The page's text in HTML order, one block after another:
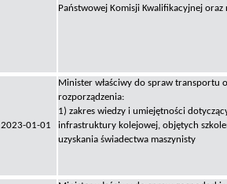
Państwowej Komisji Kwalifikacyjnej oraz
2023-01-01
Minister właściwy do spraw transportu
rozporządzenia:
1) zakres wiedzy i umiejętności
infrastruktury kolejowej, objętych
uzyskania świadectwa maszynisty